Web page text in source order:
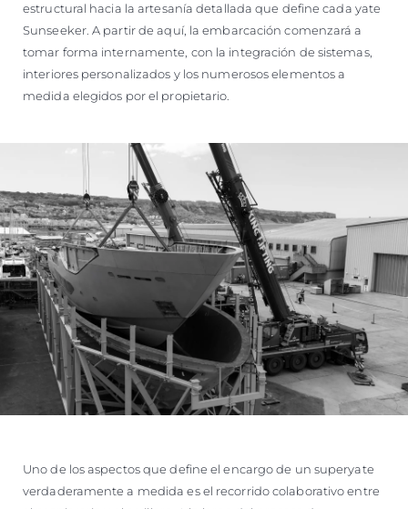
estructural hacia la artesanía detallada que define cada yate
Sunseeker. A partir de aquí, la embarcación comenzará a
tomar forma internamente, con la integración de sistemas,
interiores personalizados y los numerosos elementos a
medida elegidos por el propietario.
Uno de los aspectos que define el encargo de un superyate
verdaderamente a medida es el recorrido colaborativo entre